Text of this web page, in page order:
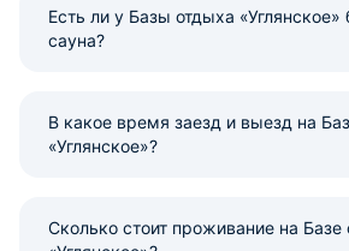
Есть ли у Базы отдыха «Углянское»
сауна?
В какое время заезд и выезд на
«Углянское»?
Сколько стоит проживание на Базе